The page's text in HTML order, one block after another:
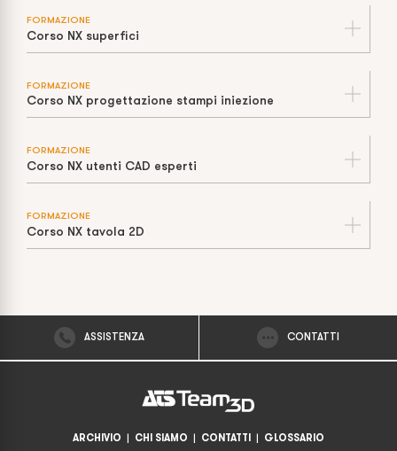
FORMAZIONE
Corso NX superfici
FORMAZIONE
Corso NX progettazione stampi iniezione
FORMAZIONE
Corso NX utenti CAD esperti
FORMAZIONE
Corso NX tavola 2D
ASSISTENZA CONTATTI
ARCHIVIO | CHI SIAMO | CONTATTI | GLOSSARIO